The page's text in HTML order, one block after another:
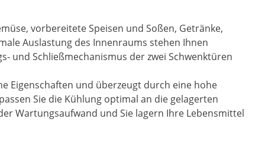
vorbereitete Speisen und Soßen, Getränke,
Auslastung des Innenraums stehen Ihnen
und Schließmechanismus der zwei Schwenktüren
Eigenschaften und überzeugt durch eine hohe
Sie die Kühlung optimal an die gelagerten
Wartungsaufwand und Sie lagern Ihre Lebensmittel